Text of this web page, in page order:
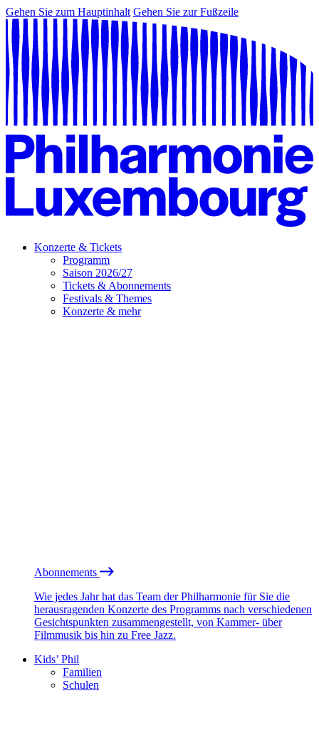
Gehen Sie zum Hauptinhalt Gehen Sie zur Fußzeile
Konzerte & Tickets
Programm
Saison 2026/27
Tickets & Abonnements
Festivals & Themes
Konzerte & mehr
Abonnements
Wie jedes Jahr hat das Team der Philharmonie für Sie die
herausragenden Konzerte des Programms nach verschiedenen
Gesichtspunkten zusammengestellt, von Kammer- über
Filmmusik bis hin zu Free Jazz.
Kids’ Phil
Familien
Schulen